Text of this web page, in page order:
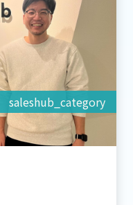
saleshub_category